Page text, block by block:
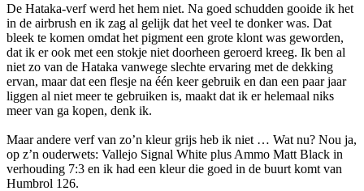
De Hataka-verf werd het hem niet. Na goed schudden gooide ik het
in de airbrush en ik zag al gelijk dat het veel te donker was. Dat
bleek te komen omdat het pigment een grote klont was geworden,
dat ik er ook met een stokje niet doorheen geroerd kreeg. Ik ben al
niet zo van de Hataka vanwege slechte ervaring met de dekking
ervan, maar dat een flesje na één keer gebruik en dan een paar jaar
liggen al niet meer te gebruiken is, maakt dat ik er helemaal niks
meer van ga kopen, denk ik.
Maar andere verf van zo’n kleur grijs heb ik niet … Wat nu? Nou ja,
op z’n ouderwets: Vallejo Signal White plus Ammo Matt Black in
verhouding 7:3 en ik had een kleur die goed in de buurt komt van
Humbrol 126.